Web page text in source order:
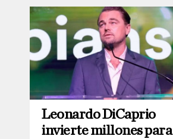
Leonardo DiCaprio
invierte millones para